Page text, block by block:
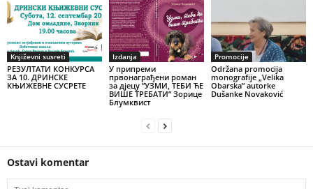
Književni susreti
РЕЗУЛТАТИ КОНКУРСА
ЗА 10. ДРИНСКЕ
КЊИЖЕВНЕ СУСРЕТЕ
Izdanja
У припреми
првонаграђени роман
за дјецу ”УЗМИ, ТЕБИ ЋЕ
ВИШЕ ТРЕБАТИ” Зорице
Блумквист
Promocije
Održana promocija
monografije „Velika
Obarska” autorke
Dušanke Novaković
Ostavi komentar